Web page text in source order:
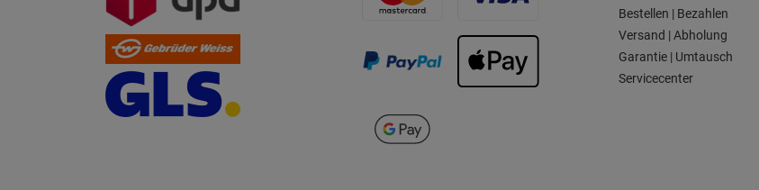
Bestellen | Bezahlen
Versand | Abholung
Garantie | Umtausch
Servicecenter